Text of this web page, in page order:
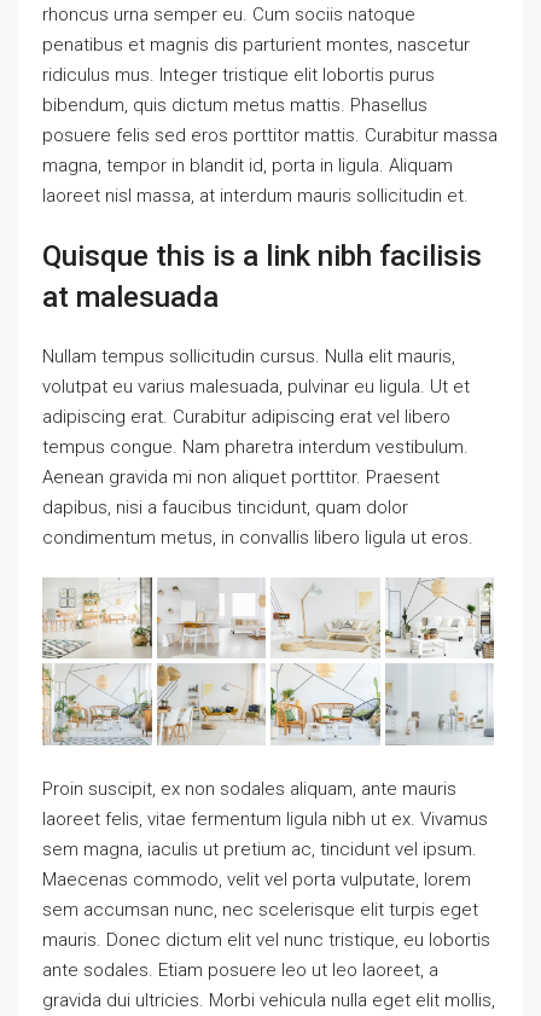
rhoncus urna semper eu. Cum sociis natoque
penatibus et magnis dis parturient montes, nascetur
ridiculus mus. Integer tristique elit lobortis purus
bibendum, quis dictum metus mattis. Phasellus
posuere felis sed eros porttitor mattis. Curabitur massa
magna, tempor in blandit id, porta in ligula. Aliquam
laoreet nisl massa, at interdum mauris sollicitudin et.
Quisque this is a link nibh facilisis
at malesuada
Nullam tempus sollicitudin cursus. Nulla elit mauris,
volutpat eu varius malesuada, pulvinar eu ligula. Ut et
adipiscing erat. Curabitur adipiscing erat vel libero
tempus congue. Nam pharetra interdum vestibulum.
Aenean gravida mi non aliquet porttitor. Praesent
dapibus, nisi a faucibus tincidunt, quam dolor
condimentum metus, in convallis libero ligula ut eros.
Proin suscipit, ex non sodales aliquam, ante mauris
laoreet felis, vitae fermentum ligula nibh ut ex. Vivamus
sem magna, iaculis ut pretium ac, tincidunt vel ipsum.
Maecenas commodo, velit vel porta vulputate, lorem
sem accumsan nunc, nec scelerisque elit turpis eget
mauris. Donec dictum elit vel nunc tristique, eu lobortis
ante sodales. Etiam posuere leo ut leo laoreet, a
gravida dui ultricies. Morbi vehicula nulla eget elit mollis,